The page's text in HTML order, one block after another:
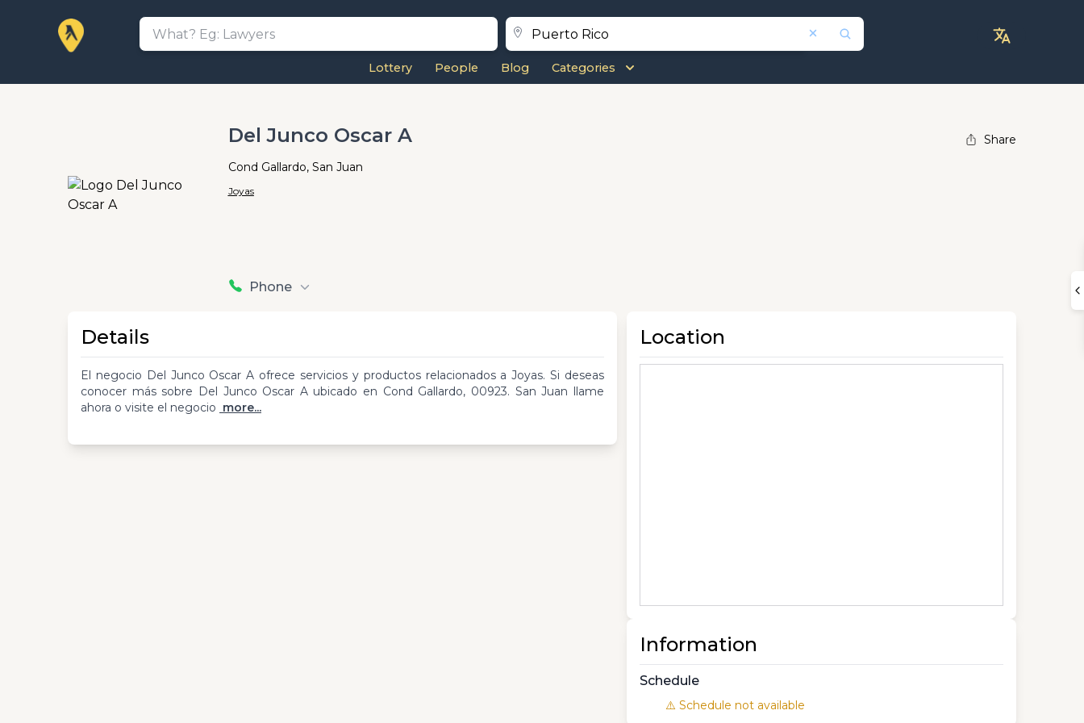
Lottery People Blog Categories
Del Junco Oscar A
Cond Gallardo, San Juan
Joyas
Phone
Share
Details
El negocio Del Junco Oscar A ofrece servicios y productos relacionados a Joyas. Si deseas
conocer más sobre Del Junco Oscar A ubicado en Cond Gallardo, 00923. San Juan llame
ahora o visite el negocio more...
Location
Information
Schedule
⚠️ Schedule not available